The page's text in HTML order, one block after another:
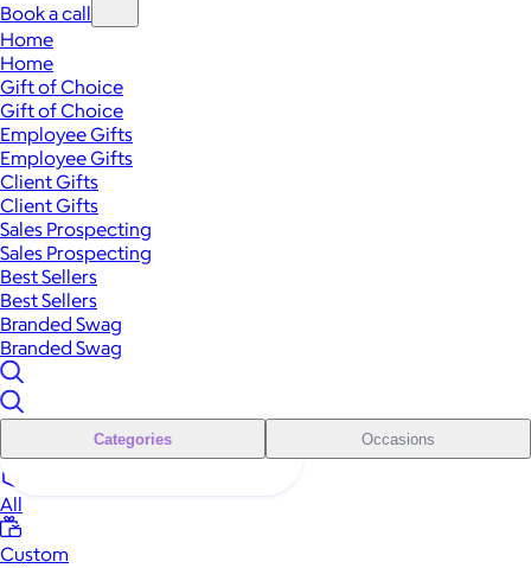
Book a call
Home
Home
Gift of Choice
Gift of Choice
Employee Gifts
Employee Gifts
Client Gifts
Client Gifts
Sales Prospecting
Sales Prospecting
Best Sellers
Best Sellers
Branded Swag
Branded Swag
Categories Occasions
All
Custom